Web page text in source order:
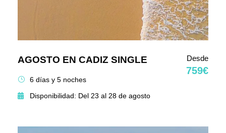
AGOSTO EN CADIZ SINGLE Desde
759€
6 días y 5 noches
Disponibilidad: Del 23 al 28 de agosto